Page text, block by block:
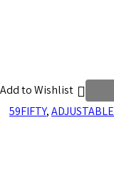
Add to Wishlist
59FIFTY,